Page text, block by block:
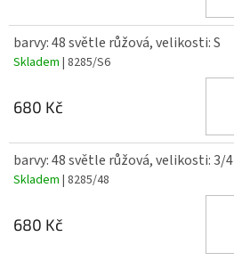
barvy: 48 světle růžová, velikosti: S
Skladem | 8285/S6
680 Kč
barvy: 48 světle růžová, velikosti: 3/4
Skladem | 8285/48
680 Kč